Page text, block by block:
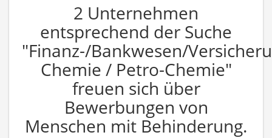
2 Unternehmen
entsprechend der Suche
"Finanz-/Bankwesen/
Chemie / Petro-Chemie"
freuen sich über
Bewerbungen von
Menschen mit Behinderung.